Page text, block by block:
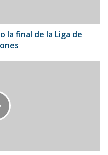
la final de la Liga de